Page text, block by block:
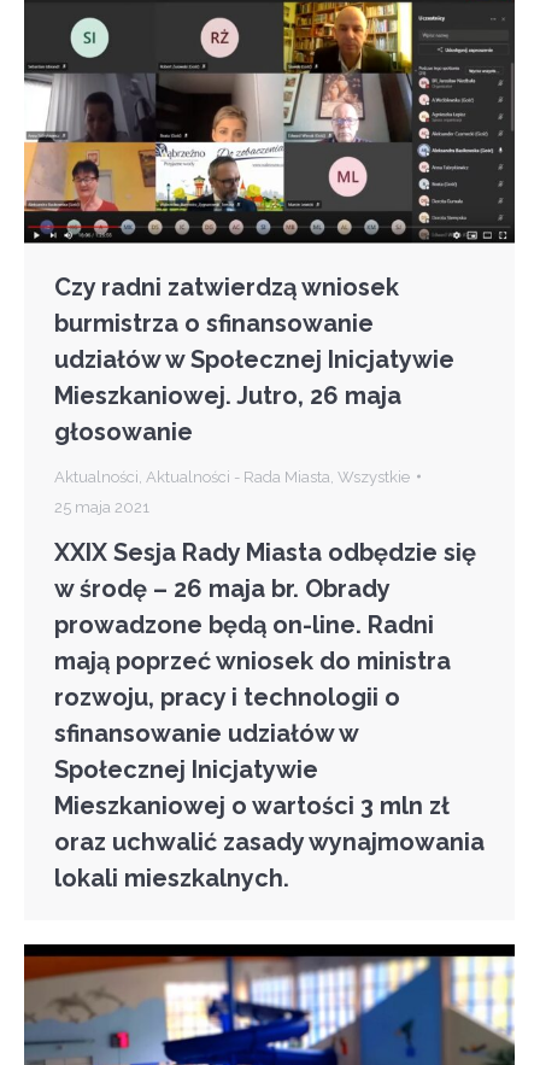
Czy radni zatwierdzą wniosek
burmistrza o sfinansowanie
udziałów w Społecznej Inicjatywie
Mieszkaniowej. Jutro, 26 maja
głosowanie
Aktualności Aktualności - Rada Miasta Wszystkie
25 maja 2021
XXIX Sesja Rady Miasta odbędzie się
w środę – 26 maja br. Obrady
prowadzone będą on-line. Radni
mają poprzeć wniosek do ministra
rozwoju, pracy i technologii o
sfinansowanie udziałów w
Społecznej Inicjatywie
Mieszkaniowej o wartości 3 mln zł
oraz uchwalić zasady wynajmowania
lokali mieszkalnych.